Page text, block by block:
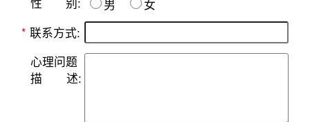
男
女
* 联系方式:
心理问题
描
述: